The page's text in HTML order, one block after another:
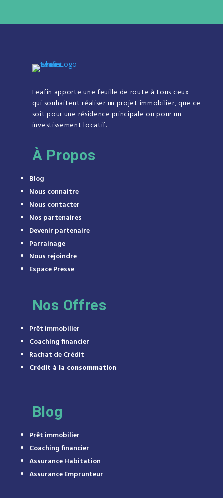
Leafin apporte une feuille de route à tous ceux
qui souhaitent réaliser un projet immobilier, que ce
soit pour une résidence principale ou pour un
investissement locatif.
À Propos
Blog
Nous connaitre
Nous contacter
Nos partenaires
Devenir partenaire
Parrainage
Nous rejoindre
Espace Presse
Nos Offres
Prêt immobilier
Coaching financier
Rachat de Crédit
Crédit à la consommation
Blog
Prêt immobilier
Coaching financier
Assurance Habitation
Assurance Emprunteur